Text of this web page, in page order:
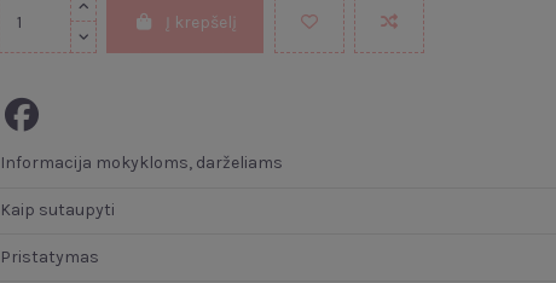
Į krepšelį
Informacija mokykloms, darželiams
Kaip sutaupyti
Pristatymas